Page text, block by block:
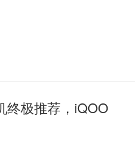
终极推荐，iQOO